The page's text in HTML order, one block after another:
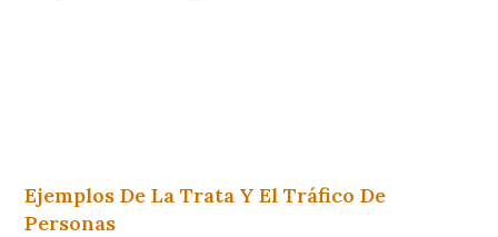
Ejemplos De La Trata Y El Tráfico De
Personas